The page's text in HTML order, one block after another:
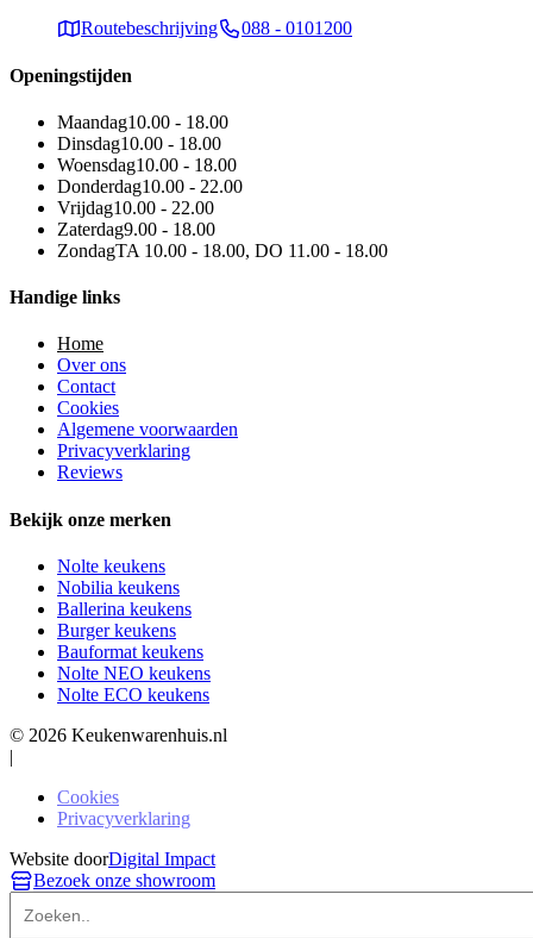
Routebeschrijving 088 - 0101200
Openingstijden
Maandag10.00 - 18.00
Dinsdag10.00 - 18.00
Woensdag10.00 - 18.00
Donderdag10.00 - 22.00
Vrijdag10.00 - 22.00
Zaterdag9.00 - 18.00
ZondagTA 10.00 - 18.00, DO 11.00 - 18.00
Handige links
Home
Over ons
Contact
Cookies
Algemene voorwaarden
Privacyverklaring
Reviews
Bekijk onze merken
Nolte keukens
Nobilia keukens
Ballerina keukens
Burger keukens
Bauformat keukens
Nolte NEO keukens
Nolte ECO keukens
© 2026 Keukenwarenhuis.nl
|
Cookies
Privacyverklaring
Website doorDigital Impact
Bezoek onze showroom